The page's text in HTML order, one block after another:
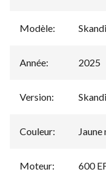
Modèle:
Année: 2025
Version:
Couleur:
Moteur: 600